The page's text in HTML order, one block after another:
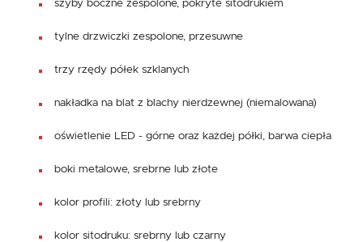
szyby boczne zespolone, pokryte sitodrukiem
tylne drzwiczki zespolone, przesuwne
trzy rzędy półek szklanych
nakładka na blat z blachy nierdzewnej (niemalowana)
oświetlenie LED - górne oraz każdej półki, barwa ciepła
boki metalowe, srebrne lub złote
kolor profili: złoty lub srebrny
kolor sitodruku: srebrny lub czarny